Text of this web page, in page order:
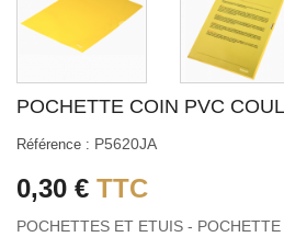
POCHETTE COIN PVC
Référence : P5620JA
0,30 € TTC
POCHETTES ET ETUIS -